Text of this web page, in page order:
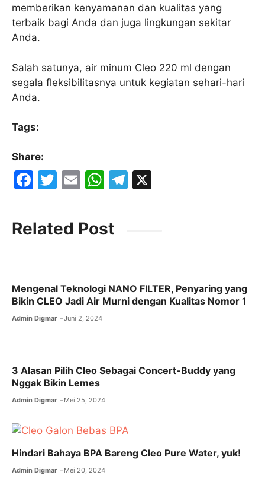
memberikan kenyamanan dan kualitas yang
terbaik bagi Anda dan juga lingkungan sekitar
Anda.
Salah satunya, air minum Cleo 220 ml dengan
segala fleksibilitasnya untuk kegiatan sehari-hari
Anda.
Tags:
Share:
F
c
e
o
k
T
itt
er
E
ai
l
W
at
s
p
T
Related Post
Mengenal Teknologi NANO FILTER, Penyaring yang
Bikin CLEO Jadi Air Murni dengan Kualitas Nomor 1
Admin Digmar Juni 2, 2024
3 Alasan Pilih Cleo Sebagai Concert-Buddy yang
Nggak Bikin Lemes
Admin Digmar Mei 25, 2024
Hindari Bahaya BPA Bareng Cleo Pure Water, yuk!
Admin Digmar Mei 20, 2024